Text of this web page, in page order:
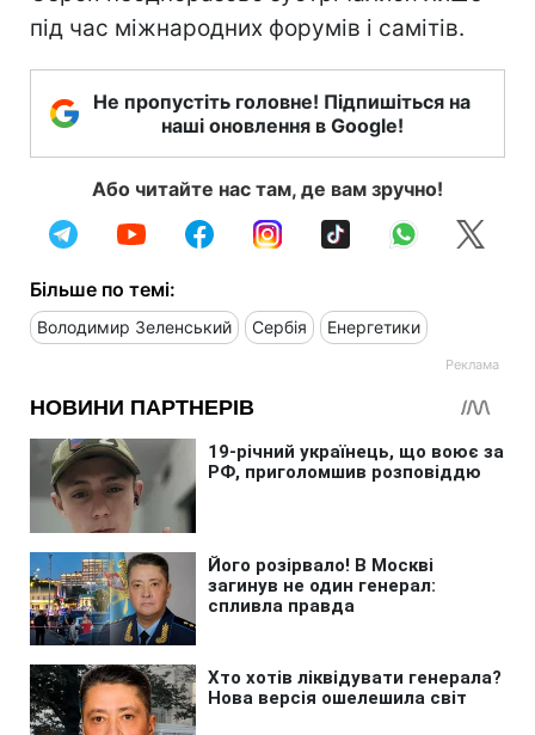
під час міжнародних форумів і самітів.
Не пропустіть головне! Підпишіться на
наші оновлення в Google!
Або читайте нас там, де вам зручно!
Більше по темі:
Володимир Зеленський Сербія Енергетики